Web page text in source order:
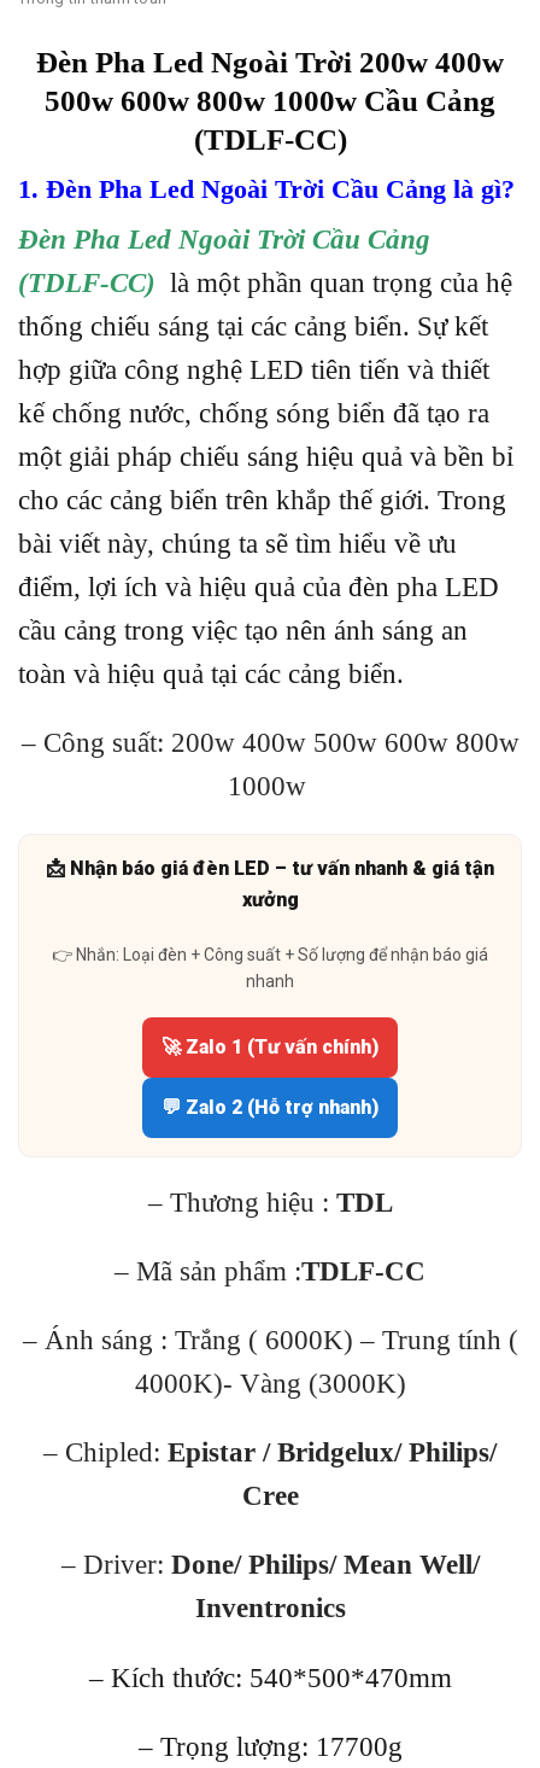
Đèn Pha Led Ngoài Trời 200w 400w
500w 600w 800w 1000w Cầu Cảng
(TDLF-CC)
1. Đèn Pha Led Ngoài Trời Cầu Cảng là gì?
Đèn Pha Led Ngoài Trời Cầu Cảng
(TDLF-CC) là một phần quan trọng của hệ
thống chiếu sáng tại các cảng biển. Sự kết
hợp giữa công nghệ LED tiên tiến và thiết
kế chống nước, chống sóng biển đã tạo ra
một giải pháp chiếu sáng hiệu quả và bền bỉ
cho các cảng biển trên khắp thế giới. Trong
bài viết này, chúng ta sẽ tìm hiểu về ưu
điểm, lợi ích và hiệu quả của đèn pha LED
cầu cảng trong việc tạo nên ánh sáng an
toàn và hiệu quả tại các cảng biển.
– Công suất: 200w 400w 500w 600w 800w
1000w
📩 Nhận báo giá đèn LED – tư vấn nhanh & giá tận
xưởng
👉 Nhắn: Loại đèn + Công suất + Số lượng để nhận báo giá
nhanh
🚀 Zalo 1 (Tư vấn chính)
💬 Zalo 2 (Hỗ trợ nhanh)
– Thương hiệu : TDL
– Mã sản phẩm :TDLF-CC
– Ánh sáng : Trắng ( 6000K) – Trung tính (
4000K)- Vàng (3000K)
– Chipled: Epistar / Bridgelux/ Philips/
Cree
– Driver: Done/ Philips/ Mean Well/
Inventronics
– Kích thước: 540*500*470mm
– Trọng lượng: 17700g